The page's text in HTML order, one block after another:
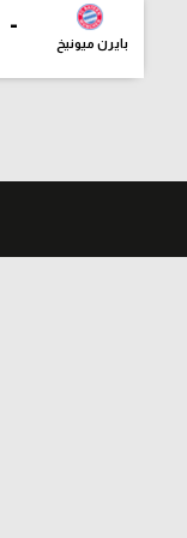
-
بايرن ميونيخ